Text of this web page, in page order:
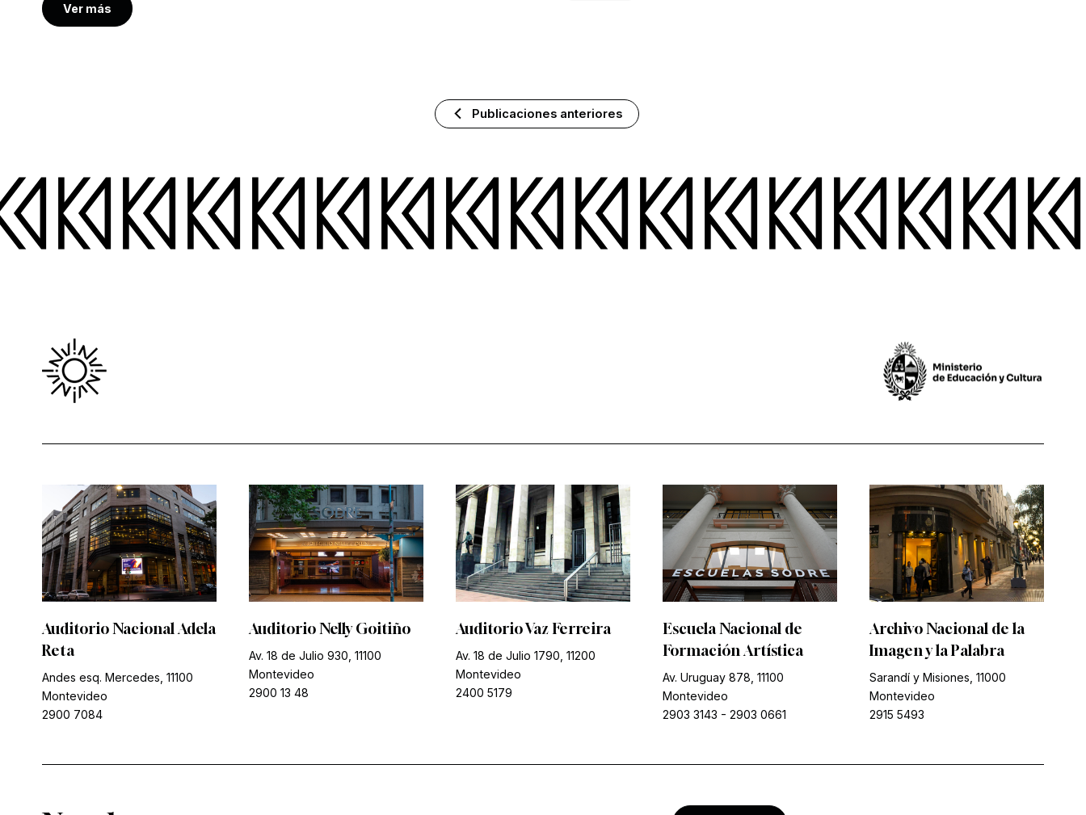
Ver más
Publicaciones anteriores
Auditorio Nacional Adela
Reta
Andes esq. Mercedes, 11100
Montevideo
2900 7084
Auditorio Nelly Goitiño
Av. 18 de Julio 930, 11100
Montevideo
2900 13 48
Auditorio Vaz Ferreira
Av. 18 de Julio 1790, 11200
Montevideo
2400 5179
Escuela Nacional de
Formación Artística
Av. Uruguay 878, 11100
Montevideo
2903 3143 - 2903 0661
Archivo Nacional de la
Imagen y la Palabra
Sarandí y Misiones, 11000
Montevideo
2915 5493